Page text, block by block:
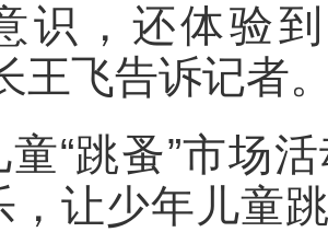
识，还体验
王飞告诉记者
童“跳蚤”市场
，让少年儿童